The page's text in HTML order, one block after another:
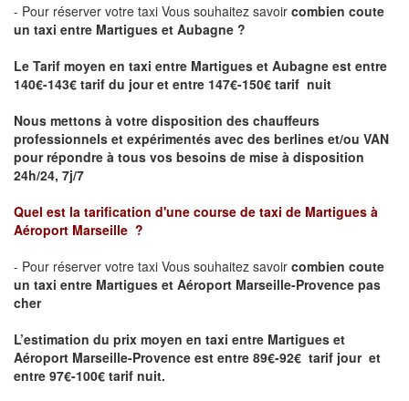
- Pour réserver votre taxi Vous souhaitez savoir combien coute
un taxi entre Martigues et Aubagne ?
Le Tarif moyen en taxi entre Martigues et Aubagne est entre
140€-143€ tarif du jour et entre 147€-150€ tarif nuit
Nous mettons à votre disposition des chauffeurs
professionnels et expérimentés avec des berlines et/ou VAN
pour répondre à tous vos besoins de mise à disposition
24h/24, 7j/7
Quel est la tarification d'une course de taxi de Martigues à
Aéroport Marseille ?
- Pour réserver votre taxi Vous souhaitez savoir combien coute
un taxi entre Martigues et Aéroport Marseille-Provence pas
cher
L’estimation du prix moyen en taxi entre Martigues et
Aéroport Marseille-Provence est entre 89€-92€ tarif jour et
entre 97€-100€ tarif nuit.